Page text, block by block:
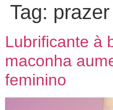
Tag:
Lubrificante à
maconha
feminino